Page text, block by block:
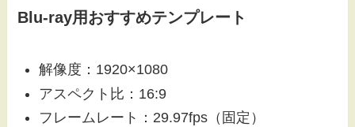
Blu-ray用おすすめテンプレート
解像度：1920×1080
アスペクト比：16:9
フレームレート：29.97fps（固定）